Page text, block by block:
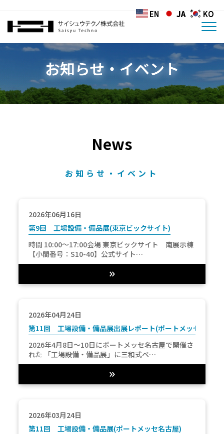
お知らせ・イベント
News
お知らせ・イベント
2026年06月16日
第9回 工場設備・備品展(東京ビックサイト)
時間 10:00～17:00会場 東京ビックサイト 南展示棟
【小間番号：S10-40】公式サイト…
2026年04月24日
第11回 工場設備・備品展出展レポート(ポートメッセ名古屋)
2026年4月8日～10日にポートメッセ名古屋で開催さ
れた 「工場設備・備品展」に三和式ベ…
2026年03月24日
第11回 工場設備・備品展(ポートメッセ名古屋)
EN JA KO
EN JA KO